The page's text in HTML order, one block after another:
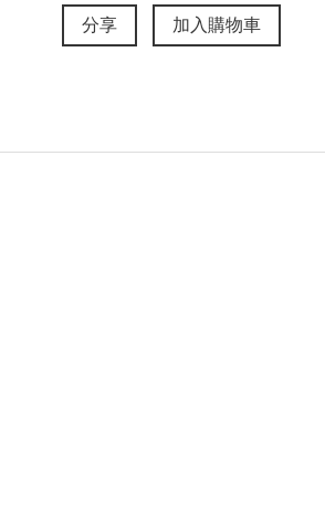
分享 加入購物車